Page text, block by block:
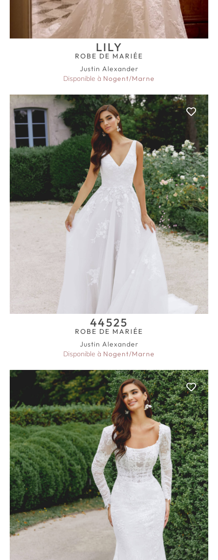
LILY
ROBE DE MARIÉE
Justin Alexander
Disponible à Nogent/Marne
44525
ROBE DE MARIÉE
Justin Alexander
Disponible à Nogent/Marne